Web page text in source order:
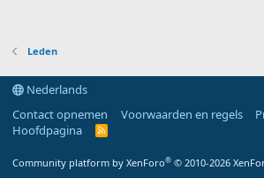
Leden
Nederlands
Contact opnemen
Voorwaarden en regels
Hoofdpagina
R
Community platform by XenForo® © 2010-2026